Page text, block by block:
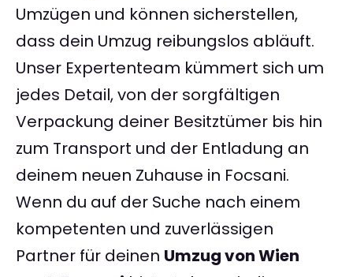
Umzügen und können sicherstellen,
dass dein Umzug reibungslos abläuft.
Unser Expertenteam kümmert sich um
jedes Detail, von der sorgfältigen
Verpackung deiner Besitztümer bis hin
zum Transport und der Entladung an
deinem neuen Zuhause in Focsani.
Wenn du auf der Suche nach einem
kompetenten und zuverlässigen
Partner für deinen Umzug von Wien